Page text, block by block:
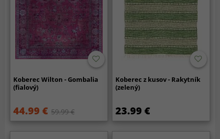
Koberec Wilton - Gombalia
(fialový)
44.99 € 59.99 €
Koberec z kusov - Rakytník
(zelený)
23.99 €